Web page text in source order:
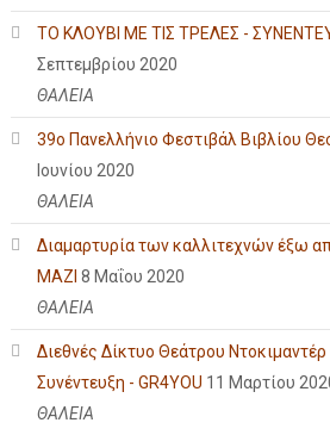
ΤΟ ΚΛΟΥΒΙ ΜΕ ΤΙΣ ΤΡΕΛΕΣ -
Σεπτεμβρίου 2020
ΘΑΛΕΙΑ
39ο Πανελλήνιο Φεστιβάλ Βιβλίου
Ιουνίου 2020
ΘΑΛΕΙΑ
Διαμαρτυρία των καλλιτεχνών έξω
ΜΑΖΙ 8 Μαΐου 2020
ΘΑΛΕΙΑ
Διεθνές Δίκτυο Θεάτρου
Συνέντευξη - GR4YOU 11 Μαρτίου
ΘΑΛΕΙΑ